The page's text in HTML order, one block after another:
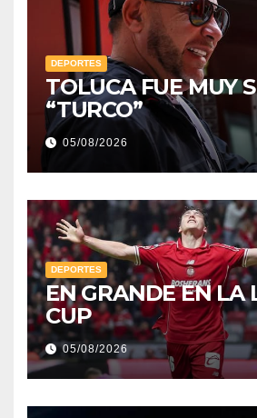
DEPORTES
TOLUCA FUE MUY
“TURCO”
05/08/2026
DEPORTES
EN GRANDE EN LA
CUP
05/08/2026